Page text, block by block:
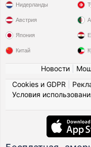
Нидерланды
Австрия
Япония
Китай
Новости|
Cookies и GDPR
Условия